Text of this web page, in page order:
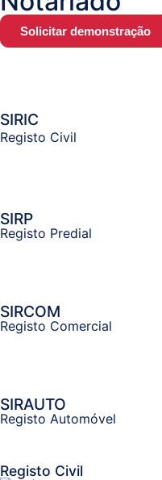
Processos
Resolução
Comercial
Comunicações
(ITPS)
Solicitar demonstração
SIRIC
Registo Civil
SIRP
Registo Predial
SIRCOM
Registo Comercial
SIRAUTO
Registo Automóvel
Registo Civil